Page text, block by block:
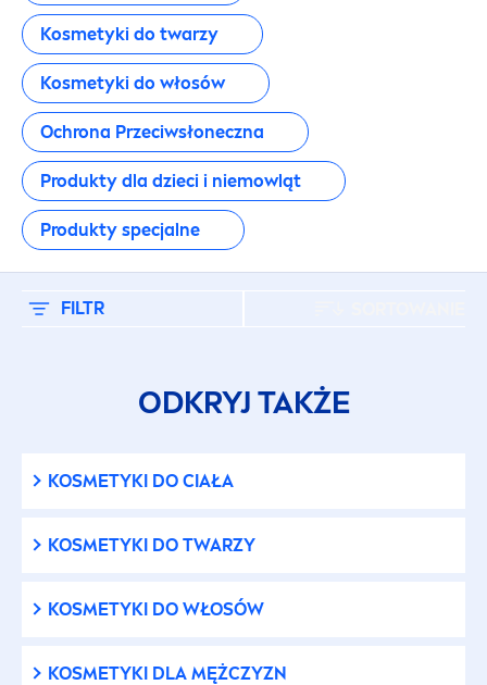
Kosmetyki do twarzy
Kosmetyki do włosów
Ochrona Przeciwsłoneczna
Produkty dla dzieci i niemowląt
Produkty specjalne
FILTR
Produkty specjalne
RODZAJ PRODUKTU
Antyperspiranty
Antyperspiranty dla mężczyzn
Do twarzy
ODKRYJ TAKŻE
KOSMETYKI DO CIAŁA
KOSMETYKI DO TWARZY
KOSMETYKI DO WŁOSÓW
KOSMETYKI DLA MĘŻCZYZN